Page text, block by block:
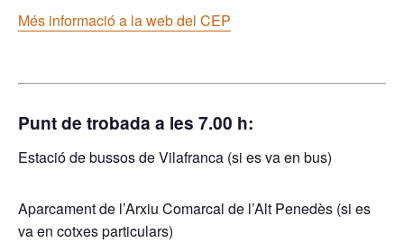
Més informació a la web del CEP
Punt de trobada a les 7.00 h:
Estació de bussos de Vilafranca (si es va en bus)
Aparcament de l’Arxiu Comarcal de l’Alt Penedès (si es
va en cotxes particulars)